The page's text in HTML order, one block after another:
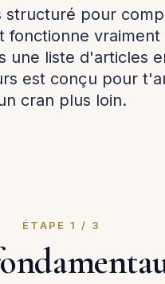
structuré pour
fonctionne vraiment
une liste d'articles
est conçu pour
cran plus loin.
ÉTAPE 1 / 3